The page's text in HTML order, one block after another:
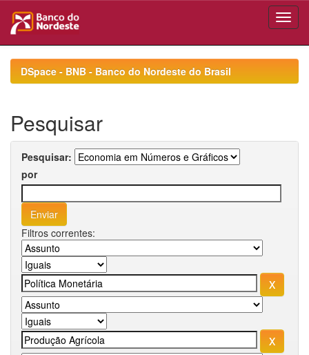
navigationDSpace - BNB - Banco do Nordeste do Brasil
Pesquisar
Pesquisar:
por
Filtros correntes: